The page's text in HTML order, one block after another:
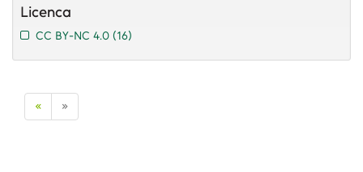
Licenca
CC BY-NC 4.0 (16)
« »